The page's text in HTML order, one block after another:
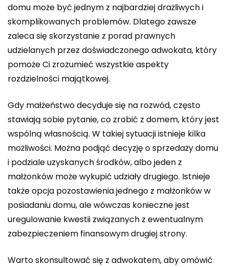
domu może być jednym z najbardziej drażliwych i
skomplikowanych problemów. Dlatego zawsze
zaleca się skorzystanie z porad prawnych
udzielanych przez doświadczonego adwokata, który
pomoże Ci zrozumieć wszystkie aspekty
rozdzielności majątkowej.
Gdy małżeństwo decyduje się na rozwód, często
stawiają sobie pytanie, co zrobić z domem, który jest
wspólną własnością. W takiej sytuacji istnieje kilka
możliwości. Można podjąć decyzję o sprzedaży domu
i podziale uzyskanych środków, albo jeden z
małżonków może wykupić udziały drugiego. Istnieje
także opcja pozostawienia jednego z małżonków w
posiadaniu domu, ale wówczas konieczne jest
uregulowanie kwestii związanych z ewentualnym
zabezpieczeniem finansowym drugiej strony.
Warto skonsultować się z adwokatem, aby omówić